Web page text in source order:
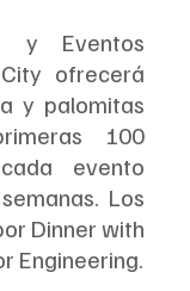
y Eventos
ofrecerá
y palomitas
100
evento
Los
Dinner with
Engineering.